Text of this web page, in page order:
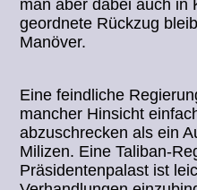
man aber dabei auch in
geordnete Rückzug
Manöver.
Eine feindliche
mancher Hinsicht
abzuschrecken als ein
Milizen. Eine Taliban-
Präsidentenpalast ist